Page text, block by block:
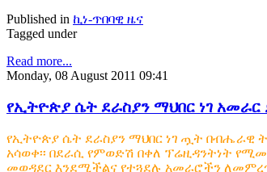
Published in ኪነ-ጥበባዊ ዜና
Tagged under
Read more...
Monday, 08 August 2011 09:41
የኢትዮጵያ ሴት ደራስያን ማህበር ነገ
የኢትዮጵያ ሴት ደራስያን ማህበር ነገ ጧት በብሔራዊ
አሳወቀ፡፡ በደራሲ የምወድሽ በቀለ ፕሬዚዳንትነት
መወዳደር እንደሚችልና የተጓደሉ አመራሮችን